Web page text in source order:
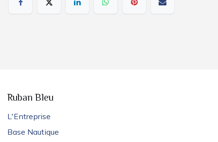
Ruban Bleu
L'Entreprise
Base Nautique